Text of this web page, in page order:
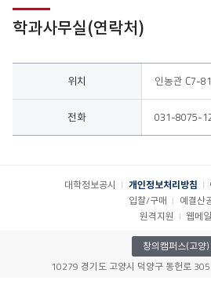
학과사무실(연락처)
위치 인농관 C7-
전화 031-8075-
대학정보공시 개인정보처리방침
입찰/구매
예결산
원격지원
웹메일
창의캠퍼스(고양)
10279 경기도 고양시 덕양구 동헌로